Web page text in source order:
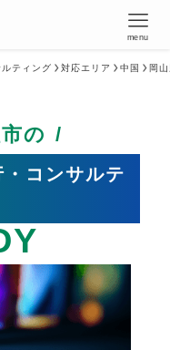
menu
ティング 対応エリア 中国 岡
の
コンサルテ